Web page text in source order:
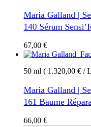
Maria Galland |
140 Sérum
67,00 €
50 ml ( 1.320,00 € /
Maria Galland |
161 Baume
66,00 €